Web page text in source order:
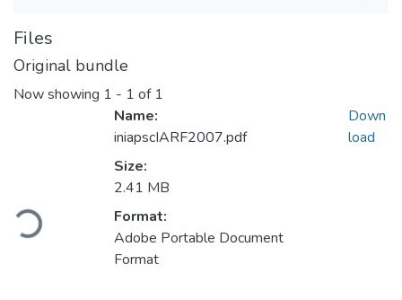
Files
Original bundle
Now showing 1 - 1 of 1
Name:
iniapscIARF2007.pdf
Size:
2.41 MB
Format:
Adobe Portable Document
Format
Down
load